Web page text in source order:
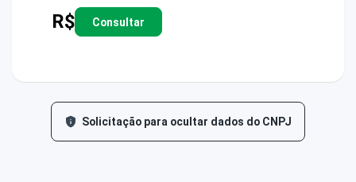
R$ Consultar
Solicitação para ocultar dados do CNPJ